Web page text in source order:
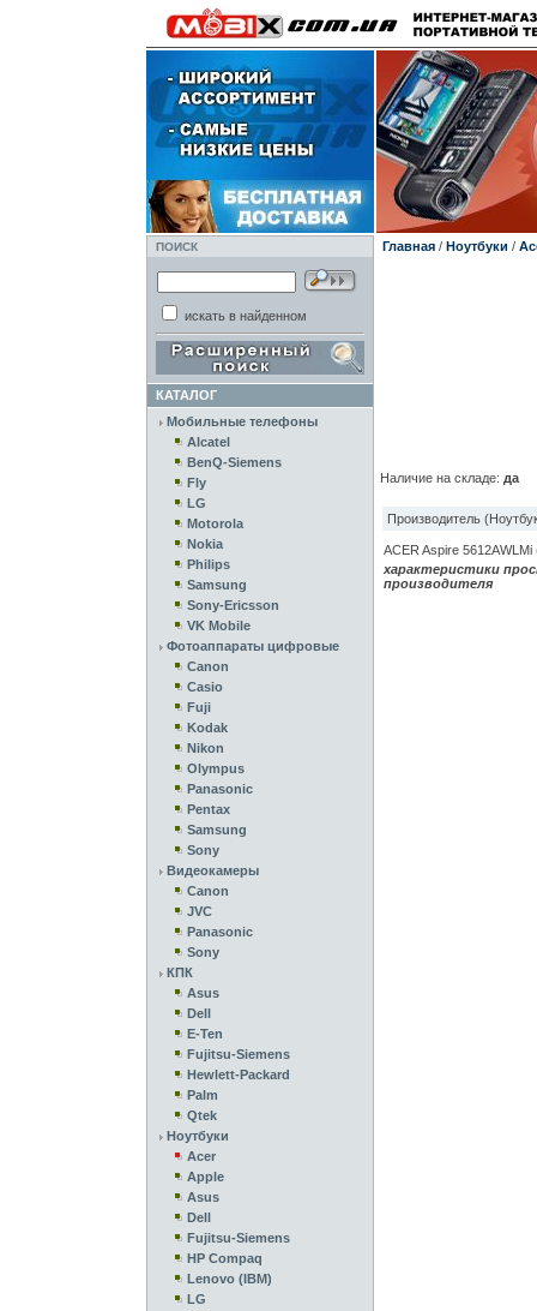
ПОИСК
искать в найденном
КАТАЛОГ
Мобильные телефоны
Alcatel
BenQ-Siemens
Fly
LG
Motorola
Nokia
Philips
Samsung
Sony-Ericsson
VK Mobile
Фотоаппараты цифровые
Canon
Casio
Fuji
Kodak
Nikon
Olympus
Panasonic
Pentax
Samsung
Sony
Видеокамеры
Canon
JVC
Panasonic
Sony
КПК
Asus
Dell
E-Ten
Fujitsu-Siemens
Hewlett-Packard
Palm
Qtek
Ноутбуки
Acer
Apple
Asus
Dell
Fujitsu-Siemens
HP Compaq
Lenovo (IBM)
LG
Главная/ Ноутбуки /
Наличие на складе: да
Производитель
ACER Aspire 5612AWLMi
характеристики
производителя